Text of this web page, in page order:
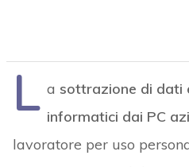
L a sottrazione di dati
informatici dai PC
lavoratore per uso